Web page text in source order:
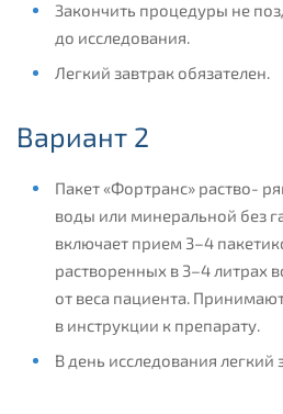
Закончить процедуры не
до исследования.
Легкий завтрак обязателен.
Вариант 2
Пакет «Фортранс» раство-
воды или минеральной без
включает прием 3–4
растворенных в 3–4 литрах
от веса пациента.
в инструкции к препарату.
В день исследования легкий